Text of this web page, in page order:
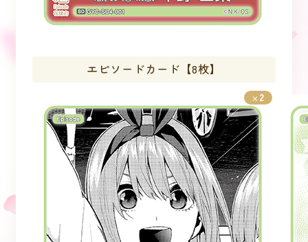
エピソードカード【8枚】
× 2